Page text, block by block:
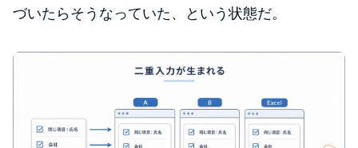
づいたらそうなっていた、という状態だ。